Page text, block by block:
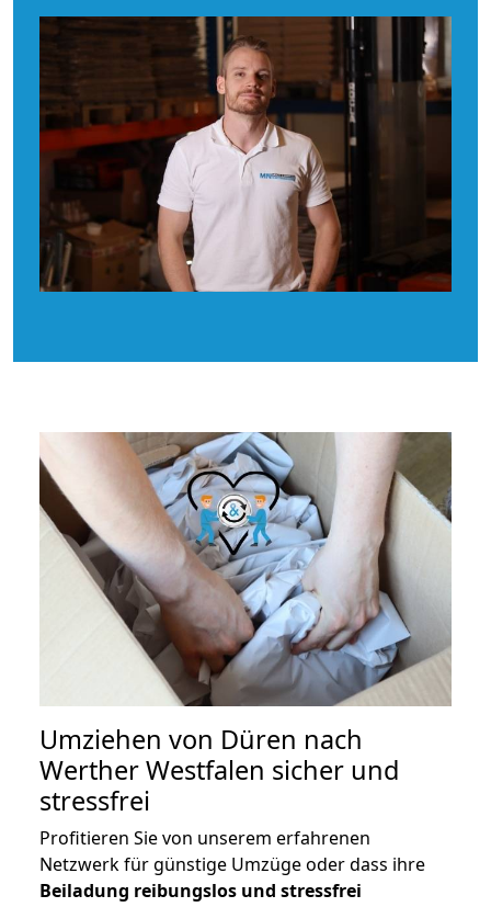
Umziehen von Düren nach
Werther Westfalen sicher und
stressfrei
Profitieren Sie von unserem erfahrenen
Netzwerk für günstige Umzüge oder dass ihre
Beiladung reibungslos und stressfrei